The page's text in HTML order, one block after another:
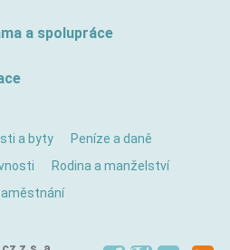
a spolupráce
a byty
Peníze a daně
Rodina a manželství